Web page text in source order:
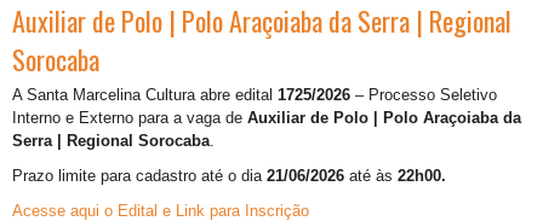
Auxiliar de Polo | Polo Araçoiaba da Serra | Regional
Sorocaba
A Santa Marcelina Cultura abre edital 1725/2026 – Processo Seletivo
Interno e Externo para a vaga de Auxiliar de Polo | Polo Araçoiaba da
Serra | Regional Sorocaba.
Prazo limite para cadastro até o dia21/06/2026 até às 22h00.
Acesse aqui o Edital e Link para Inscrição